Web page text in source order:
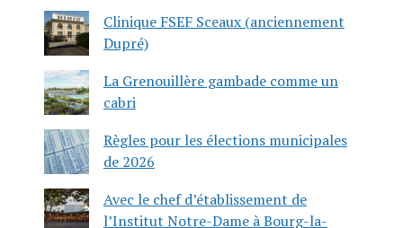
Clinique FSEF Sceaux (anciennement
Dupré)
La Grenouillère gambade comme un
cabri
Règles pour les élections municipales
de 2026
Avec le chef d’établissement de
l’Institut Notre-Dame à Bourg-la-